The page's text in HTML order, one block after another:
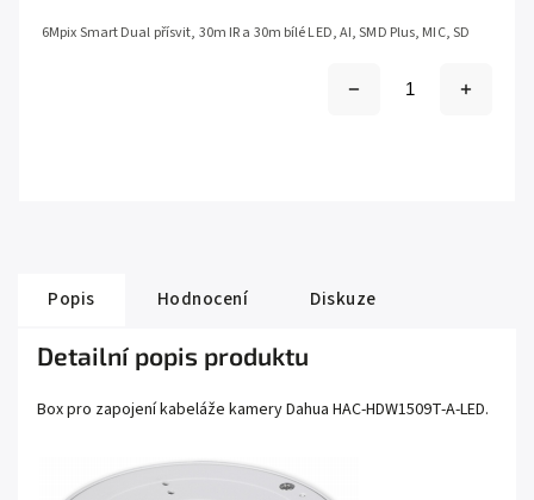
6Mpix Smart Dual přísvit, 30m IR a 30m bílé LED, AI, SMD Plus, MIC, SD
Popis Hodnocení Diskuze
Detailní popis produktu
Box pro zapojení kabeláže kameryDahua HAC-HDW1509T-A-LED.